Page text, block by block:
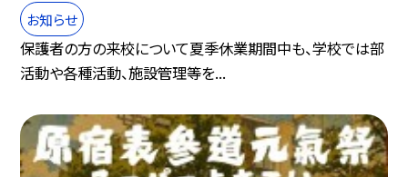
お知らせ
保護者の方の来校について夏季休業期間中も、学校では部
活動や各種活動、施設管理等を...